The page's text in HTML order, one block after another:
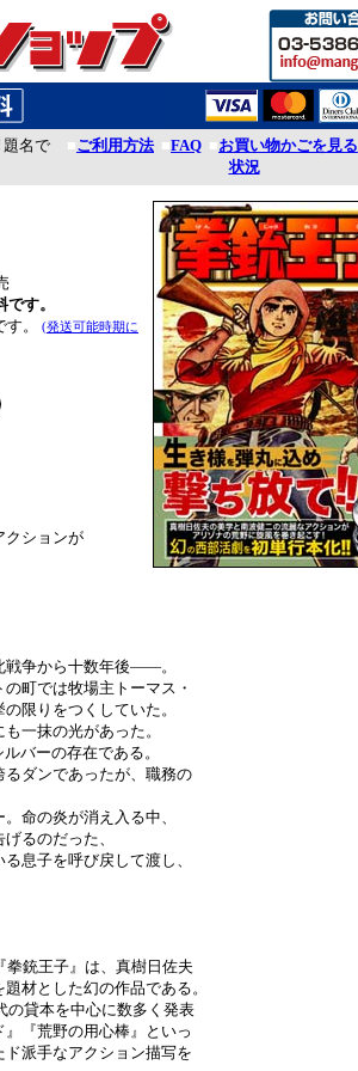
題名で ■ご利用方法■FAQ ■お買い物かごを見る
状況
す。
。
(発送可能時期に
クションが
戦争から十数年後――。
町では牧場主トーマス・
限りをつくしていた。
一抹の光があった。
バーの存在である。
ダンであったが、職務の
命の炎が消え入る中、
るのだった、
息子を呼び戻して渡し、
銃王子』は、真樹日佐夫
材とした幻の作品である。
の貸本を中心に数多く発表
『荒野の用心棒』といっ
派手なアクション描写を